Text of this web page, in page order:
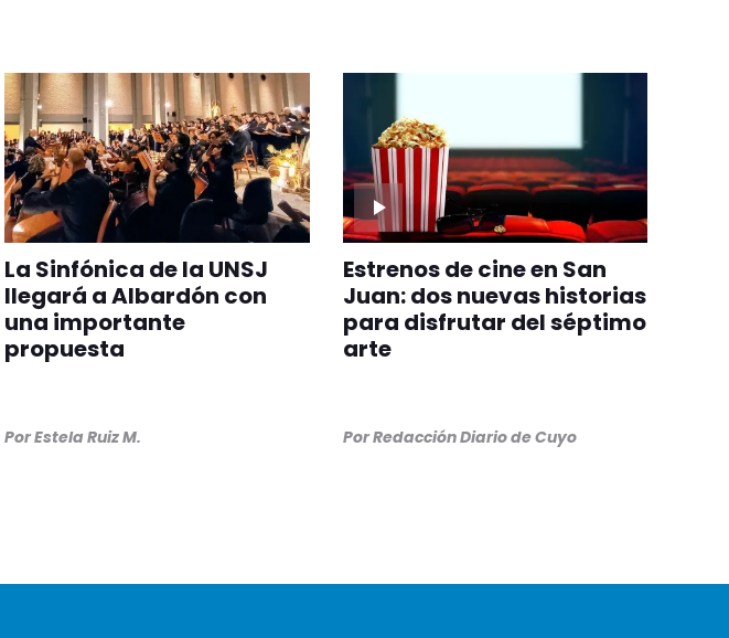
La Sinfónica de la UNSJ
llegará a Albardón con
una importante
propuesta
PorEstela Ruiz M.
Estrenos de cine en San
Juan: dos nuevas historias
para disfrutar del séptimo
arte
PorRedacción Diario de Cuyo